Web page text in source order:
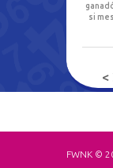
si
<
FWNK ©